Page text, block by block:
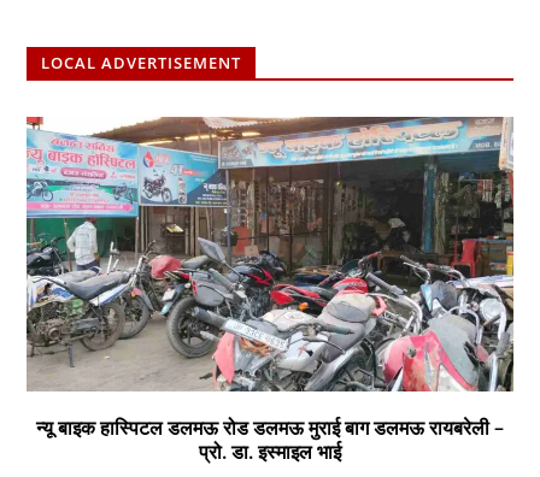
LOCAL ADVERTISEMENT
न्यू बाइक हास्पिटल डलमऊ रोड डलमऊ मुराई बाग डलमऊ रायबरेली –
प्रो. डा. इस्माइल भाई